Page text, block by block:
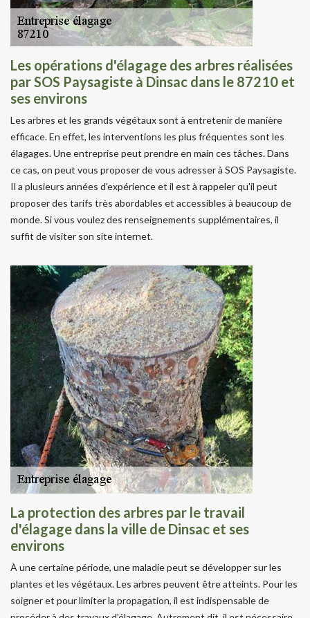
Les opérations d'élagage des arbres réalisées
par SOS Paysagiste à Dinsac dans le 87210 et
ses environs
Les arbres et les grands végétaux sont à entretenir de manière
efficace. En effet, les interventions les plus fréquentes sont les
élagages. Une entreprise peut prendre en main ces tâches. Dans
ce cas, on peut vous proposer de vous adresser à SOS Paysagiste.
Il a plusieurs années d'expérience et il est à rappeler qu'il peut
proposer des tarifs très abordables et accessibles à beaucoup de
monde. Si vous voulez des renseignements supplémentaires, il
suffit de visiter son site internet.
La protection des arbres par le travail
d'élagage dans la ville de Dinsac et ses
environs
À une certaine période, une maladie peut se développer sur les
plantes et les végétaux. Les arbres peuvent être atteints. Pour les
soigner et pour limiter la propagation, il est indispensable de